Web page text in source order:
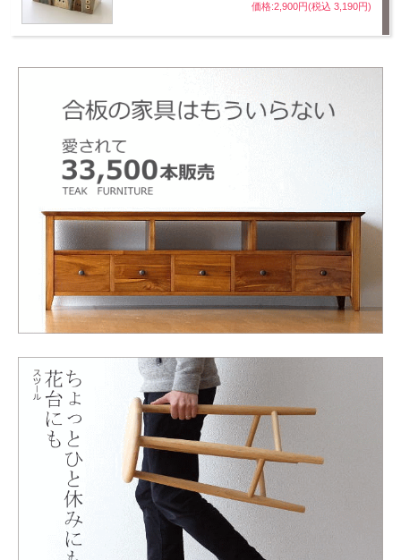
価格:2,900円(税込 3,190円)